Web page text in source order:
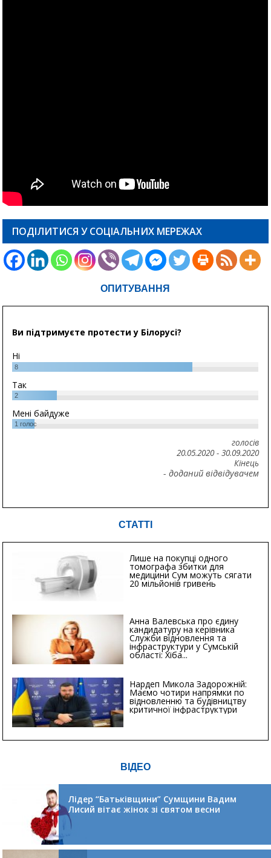
ПОДІЛИТИСЯ У СОЦІАЛЬНИХ МЕРЕЖАХ
ОПИТУВАННЯ
Ви підтримуєте протести у Білорусі?
Ні
8
Так
2
Мені байдуже
1 голос
голосів
20.05.2020- 30.09.2020
Кінець
- доданий відвідувачем
СТАТТІ
Лише на покупці одного
томографа збитки для
медицини Сум можуть сягати
20 мільйонів гривень
Анна Валевська про єдину
кандидатуру на керівника
Служби відновлення та
інфраструктури у Сумській
області: Хіба...
Нардеп Микола Задорожній:
Маємо чотири напрямки по
відновленню та будівництву
критичної інфраструктури
ВІДЕО
Лідер “Батьківщини” Сумщини Вадим
Лисий вітає жінок зі святом весни